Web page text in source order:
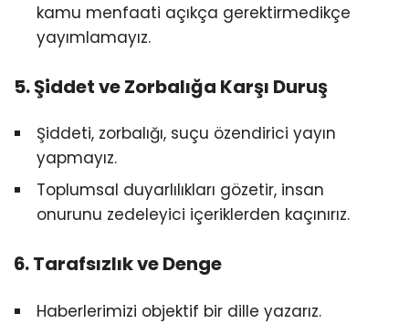
kamu menfaati açıkça gerektirmedikçe
yayımlamayız.
5. Şiddet ve Zorbalığa Karşı Duruş
Şiddeti, zorbalığı, suçu özendirici yayın
yapmayız.
Toplumsal duyarlılıkları gözetir, insan
onurunu zedeleyici içeriklerden kaçınırız.
6. Tarafsızlık ve Denge
Haberlerimizi objektif bir dille yazarız.